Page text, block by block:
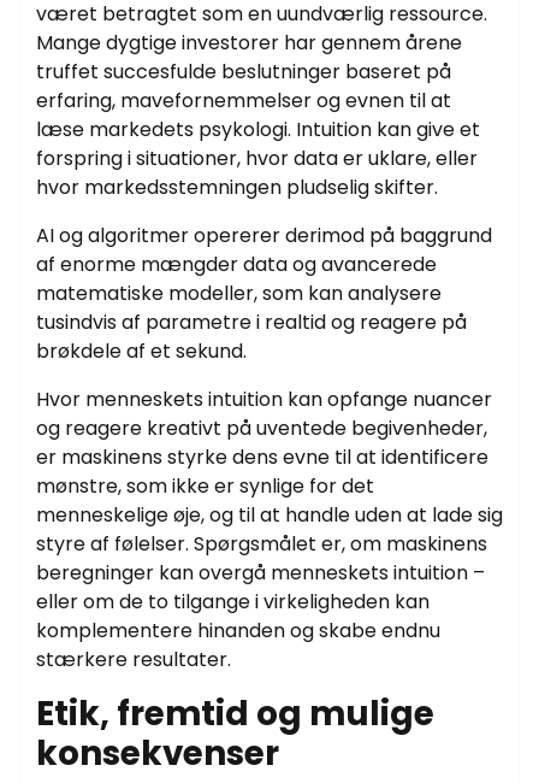
været betragtet som en uundværlig ressource.
Mange dygtige investorer har gennem årene
truffet succesfulde beslutninger baseret på
erfaring, mavefornemmelser og evnen til at
læse markedets psykologi. Intuition kan give et
forspring i situationer, hvor data er uklare, eller
hvor markedsstemningen pludselig skifter.
AI og algoritmer opererer derimod på baggrund
af enorme mængder data og avancerede
matematiske modeller, som kan analysere
tusindvis af parametre i realtid og reagere på
brøkdele af et sekund.
Hvor menneskets intuition kan opfange nuancer
og reagere kreativt på uventede begivenheder,
er maskinens styrke dens evne til at identificere
mønstre, som ikke er synlige for det
menneskelige øje, og til at handle uden at lade sig
styre af følelser. Spørgsmålet er, om maskinens
beregninger kan overgå menneskets intuition –
eller om de to tilgange i virkeligheden kan
komplementere hinanden og skabe endnu
stærkere resultater.
Etik, fremtid og mulige
konsekvenser